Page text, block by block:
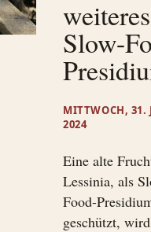
weiteres
Slow-
MITTWOCH, 31.
2024
Eine alte
Lessinia, als
Food-
geschützt,